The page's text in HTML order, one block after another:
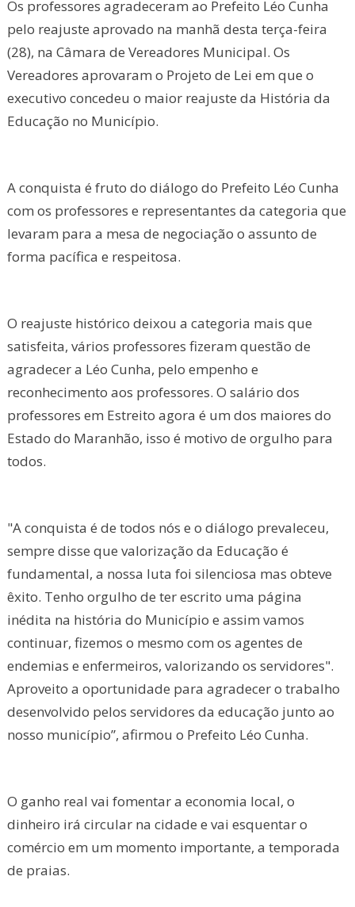
Os professores agradeceram ao Prefeito Léo Cunha
pelo reajuste aprovado na manhã desta terça-feira
(28), na Câmara de Vereadores Municipal. Os
Vereadores aprovaram o Projeto de Lei em que o
executivo concedeu o maior reajuste da História da
Educação no Município.
A conquista é fruto do diálogo do Prefeito Léo Cunha
com os professores e representantes da categoria que
levaram para a mesa de negociação o assunto de
forma pacífica e respeitosa.
O reajuste histórico deixou a categoria mais que
satisfeita, vários professores fizeram questão de
agradecer a Léo Cunha, pelo empenho e
reconhecimento aos professores. O salário dos
professores em Estreito agora é um dos maiores do
Estado do Maranhão, isso é motivo de orgulho para
todos.
"A conquista é de todos nós e o diálogo prevaleceu,
sempre disse que valorização da Educação é
fundamental, a nossa luta foi silenciosa mas obteve
êxito. Tenho orgulho de ter escrito uma página
inédita na história do Município e assim vamos
continuar, fizemos o mesmo com os agentes de
endemias e enfermeiros, valorizando os servidores".
Aproveito a oportunidade para agradecer o trabalho
desenvolvido pelos servidores da educação junto ao
nosso município”, afirmou o Prefeito Léo Cunha.
O ganho real vai fomentar a economia local, o
dinheiro irá circular na cidade e vai esquentar o
comércio em um momento importante, a temporada
de praias.